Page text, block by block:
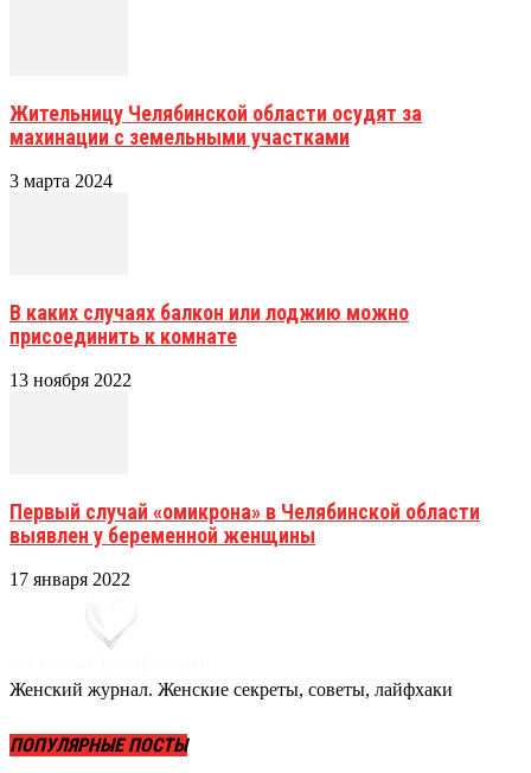
Жительницу Челябинской области осудят за
махинации с земельными участками
3 марта 2024
В каких случаях балкон или лоджию можно
присоединить к комнате
13 ноября 2022
Первый случай «омикрона» в Челябинской области
выявлен у беременной женщины
17 января 2022
Женский журнал. Женские секреты, советы, лайфхаки
ПОПУЛЯРНЫЕ ПОСТЫ